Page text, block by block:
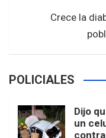
k
p
Crece la
POLICIALES
Dijo
un